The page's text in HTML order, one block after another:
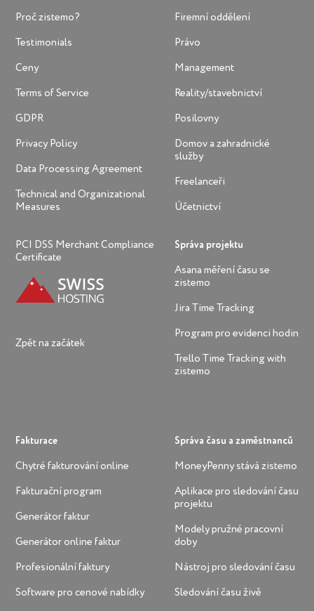
Proč zistemo?
Testimonials
Ceny
Terms of Service
GDPR
Privacy Policy
Data Processing Agreement
Technical and Organizational
Measures
PCI DSS Merchant Compliance
Certificate
Zpět na začátek
Fakturace
Chytré fakturování online
Fakturační program
Generátor faktur
Generátor online faktur
Profesionální faktury
Software pro cenové nabídky
Firemní oddělení
Právo
Management
Reality/stavebnictví
Posilovny
Domov a zahradnické
služby
Freelanceři
Účetnictví
Správa projektu
Asana měření času se
zistemo
Jira Time Tracking
Program pro evidenci hodin
Trello Time Tracking with
zistemo
Správa času a zaměstnanců
MoneyPenny stává zistemo
Aplikace pro sledování času
projektu
Modely pružné pracovní
doby
Nástroj pro sledování času
Sledování času živě